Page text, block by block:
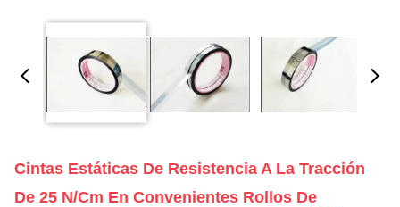
Cintas Estáticas De Resistencia A La Tracción
De 25 N/cm En Convenientes Rollos De